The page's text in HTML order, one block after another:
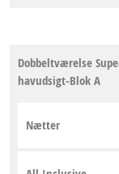
Dobbeltværelse
havudsigt-Blok A
Nætter